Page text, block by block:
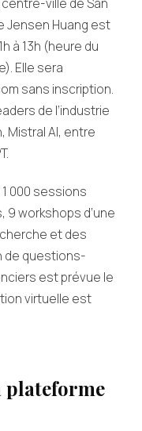
Jensen Huang est
à 13h (heure du
Elle sera
sans inscription.
de l’industrie
Mistral AI, entre
000 sessions
workshops d’une
et des
de questions-
est prévue le
virtuelle est
plateforme